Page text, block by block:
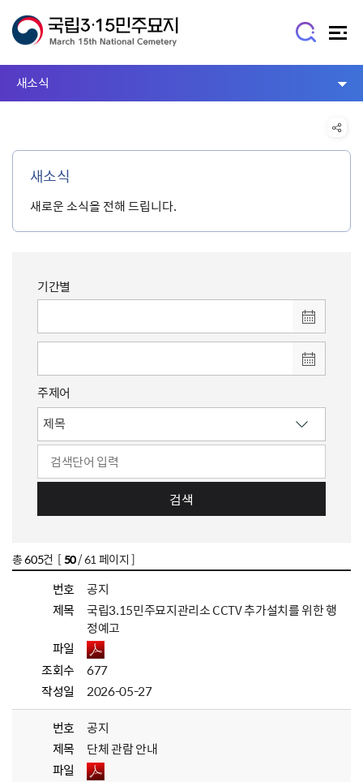
새소식
새소식
새로운 소식을 전해 드립니다.
기간별
주제어
검색
총605건 [50/ 61 페이지 ]
번호
공지
제목
국립3.15민주묘지관리소 CCTV 추가설치를 위한 행
정예고
파일
조회수
677
작성일
2026-05-27
번호
공지
제목
단체 관람 안내
파일